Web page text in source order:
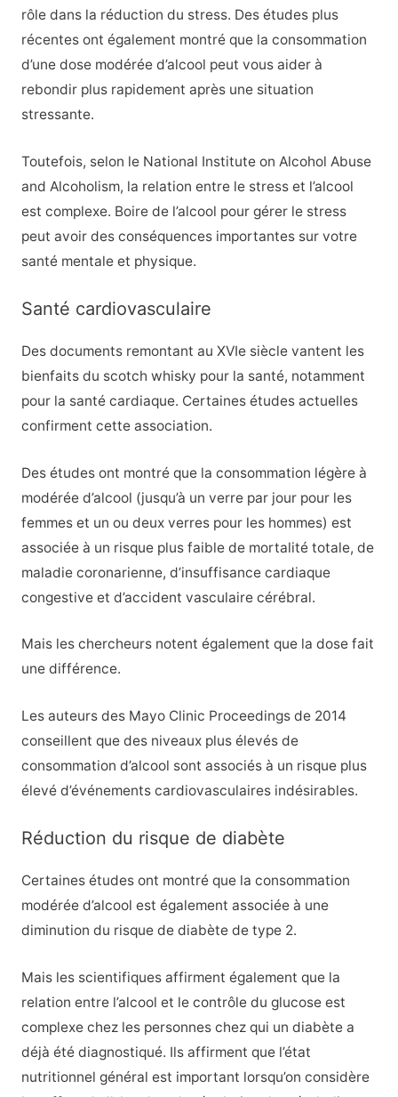
rôle dans la réduction du stress. Des études plus
récentes ont également montré que la consommation
d’une dose modérée d’alcool peut vous aider à
rebondir plus rapidement après une situation
stressante.
Toutefois, selon le National Institute on Alcohol Abuse
and Alcoholism, la relation entre le stress et l’alcool
est complexe. Boire de l’alcool pour gérer le stress
peut avoir des conséquences importantes sur votre
santé mentale et physique.
Santé cardiovasculaire
Des documents remontant au XVIe siècle vantent les
bienfaits du scotch whisky pour la santé, notamment
pour la santé cardiaque. Certaines études actuelles
confirment cette association.
Des études ont montré que la consommation légère à
modérée d’alcool (jusqu’à un verre par jour pour les
femmes et un ou deux verres pour les hommes) est
associée à un risque plus faible de mortalité totale, de
maladie coronarienne, d’insuffisance cardiaque
congestive et d’accident vasculaire cérébral.
Mais les chercheurs notent également que la dose fait
une différence.
Les auteurs des Mayo Clinic Proceedings de 2014
conseillent que des niveaux plus élevés de
consommation d’alcool sont associés à un risque plus
élevé d’événements cardiovasculaires indésirables.
Réduction du risque de diabète
Certaines études ont montré que la consommation
modérée d’alcool est également associée à une
diminution du risque de diabète de type 2.
Mais les scientifiques affirment également que la
relation entre l’alcool et le contrôle du glucose est
complexe chez les personnes chez qui un diabète a
déjà été diagnostiqué. Ils affirment que l’état
nutritionnel général est important lorsqu’on considère